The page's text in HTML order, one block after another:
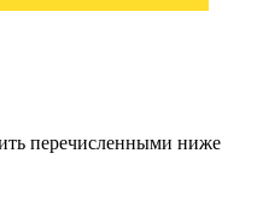
перечисленными ниже